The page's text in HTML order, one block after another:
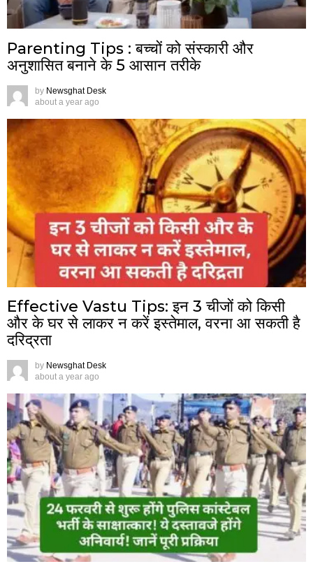
Parenting Tips : बच्चों को संस्कारी और
अनुशासित बनाने के 5 आसान तरीके
by Newsghat Desk
about a year ago
Effective Vastu Tips: इन 3 चीजों को किसी
और के घर से लाकर न करें इस्तेमाल, वरना आ सकती है
दरिद्रता
by Newsghat Desk
about a year ago